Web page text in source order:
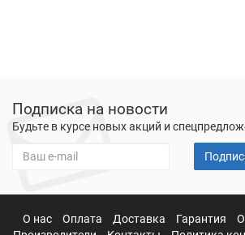
Подписка на новости
Будьте в курсе новых акций и
О нас Оплата Доставка Гарантия